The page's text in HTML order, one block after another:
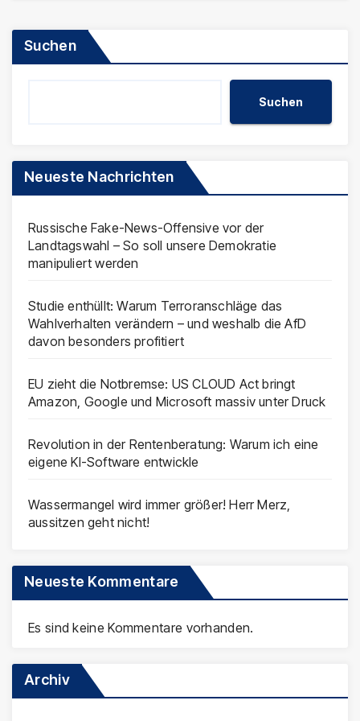
Suchen
Suchen
Neueste Nachrichten
Russische Fake-News-Offensive vor der
Landtagswahl – So soll unsere Demokratie
manipuliert werden
Studie enthüllt: Warum Terroranschläge das
Wahlverhalten verändern – und weshalb die AfD
davon besonders profitiert
EU zieht die Notbremse: US CLOUD Act bringt
Amazon, Google und Microsoft massiv unter Druck
Revolution in der Rentenberatung: Warum ich eine
eigene KI-Software entwickle
Wassermangel wird immer größer! Herr Merz,
aussitzen geht nicht!
Neueste Kommentare
Es sind keine Kommentare vorhanden.
Archiv